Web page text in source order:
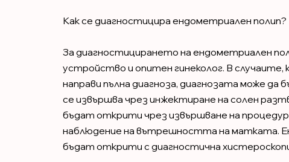
Как се диагностицира ендометриален полип?
За диагностицирането на ендометриален
устройство и опитен гинеколог. В случаите,
направи пълна диагноза, диагнозата може
се извършва чрез инжектиране на солен
бъдат открити чрез извършване на
наблюдение на вътрешността на матката.
бъдат открити с диагностична